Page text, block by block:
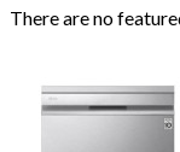
There are no